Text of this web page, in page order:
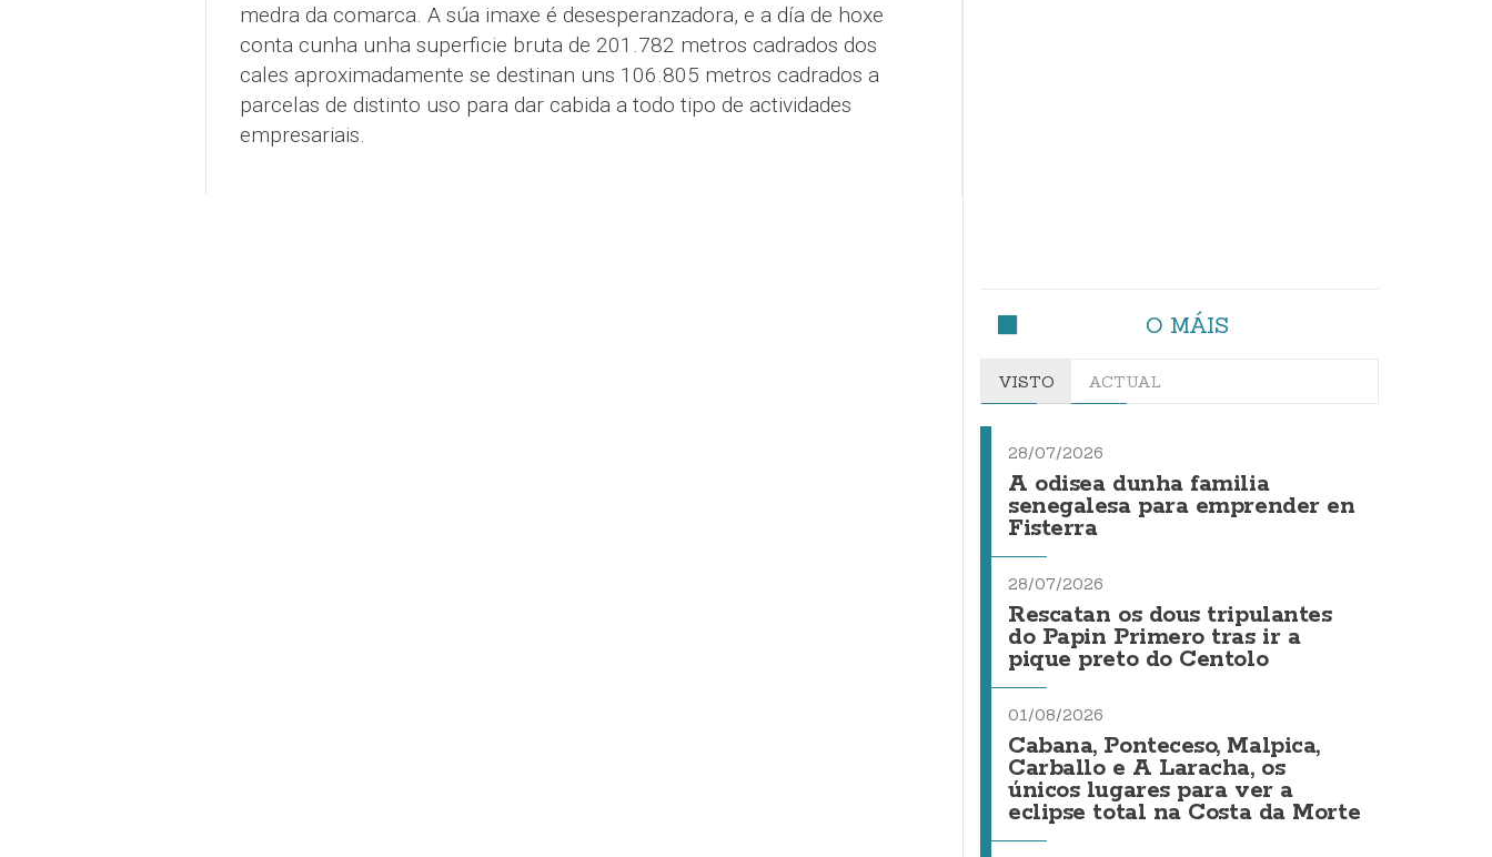
medra da comarca. A súa imaxe é desesperanzadora, e a día de hoxe
conta cunha unha superficie bruta de 201.782 metros cadrados dos
cales aproximadamente se destinan uns 106.805 metros cadrados a
parcelas de distinto uso para dar cabida a todo tipo de actividades
empresariais.
O MÁIS
VISTO ACTUAL
28/07/2026
A odisea dunha familia
senegalesa para emprender en
Fisterra
28/07/2026
Rescatan os dous tripulantes
do Papin Primero tras ir a
pique preto do Centolo
01/08/2026
Cabana, Ponteceso, Malpica,
Carballo e A Laracha, os
únicos lugares para ver a
eclipse total na Costa da Morte